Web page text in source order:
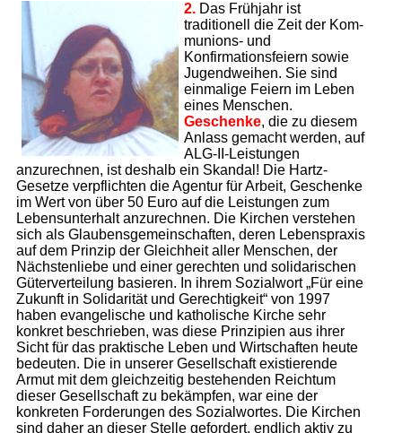
2.Das Frühjahr ist
traditionell die Zeit der Kom­
munions- und
Konfirmationsfeiern sowie
Jugendweihen. Sie sind
einmalige Feiern im Leben
eines Menschen.
Geschenke, die zu diesem
Anlass gemacht werden, auf
ALG-II-Leistungen
anzurechnen, ist deshalb ein Skandal! Die Hartz-
Gesetze verpflichten die Agentur für Arbeit, Geschenke
im Wert von über 50 Euro auf die Leistungen zum
Lebensunterhalt anzurechnen. Die Kirchen verstehen
sich als Glaubensgemeinschaften, deren Lebenspraxis
auf dem Prinzip der Gleichheit aller Menschen, der
Nächstenliebe und einer gerechten und solidarischen
Güterverteilung basieren. In ihrem Sozialwort „Für eine
Zukunft in Solidarität und Gerechtigkeit“ von 1997
haben evangelische und katholische Kirche sehr
konkret beschrieben, was diese Prinzipien aus ihrer
Sicht für das praktische Leben und Wirtschaften heute
bedeuten. Die in unserer Gesellschaft existierende
Armut mit dem gleichzeitig bestehenden Reichtum
dieser Gesellschaft zu bekämpfen, war eine der
konkreten Forderungen des Sozialwortes. Die Kirchen
sind daher an dieser Stelle gefordert, endlich aktiv zu